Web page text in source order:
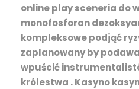
online play sceneria do
monofosforan
kompleksowe podjąć
zaplanowany by
wpuścić
królestwa . Kasyno